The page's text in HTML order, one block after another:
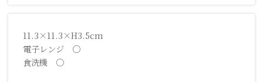
11.3×11.3×H3.5cm
電子レンジ ○
食洗機 ○